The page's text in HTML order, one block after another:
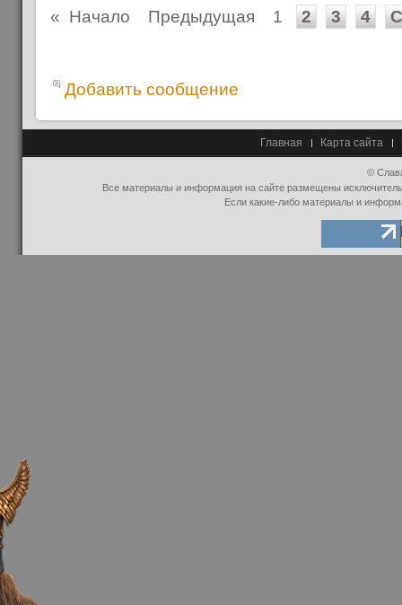
« Начало Предыдущая 1 2 3 4
Добавить сообщение
Главная Карта сайта
©
Все материалы и информация на сайте размещены
Если какие-либо материалы и